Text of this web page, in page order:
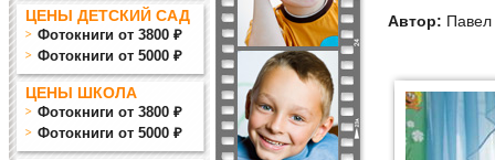
ЦЕНЫ ДЕТСКИЙ САД
Фотокниги от 3800 ₽
Фотокниги от 5000 ₽
ЦЕНЫ ШКОЛА
Фотокниги от 3800 ₽
Фотокниги от 5000 ₽
Автор: